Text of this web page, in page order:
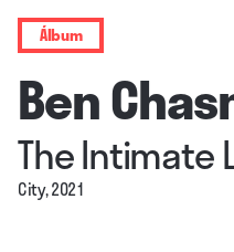
Álbum
Ben
The Intimate
City, 2021